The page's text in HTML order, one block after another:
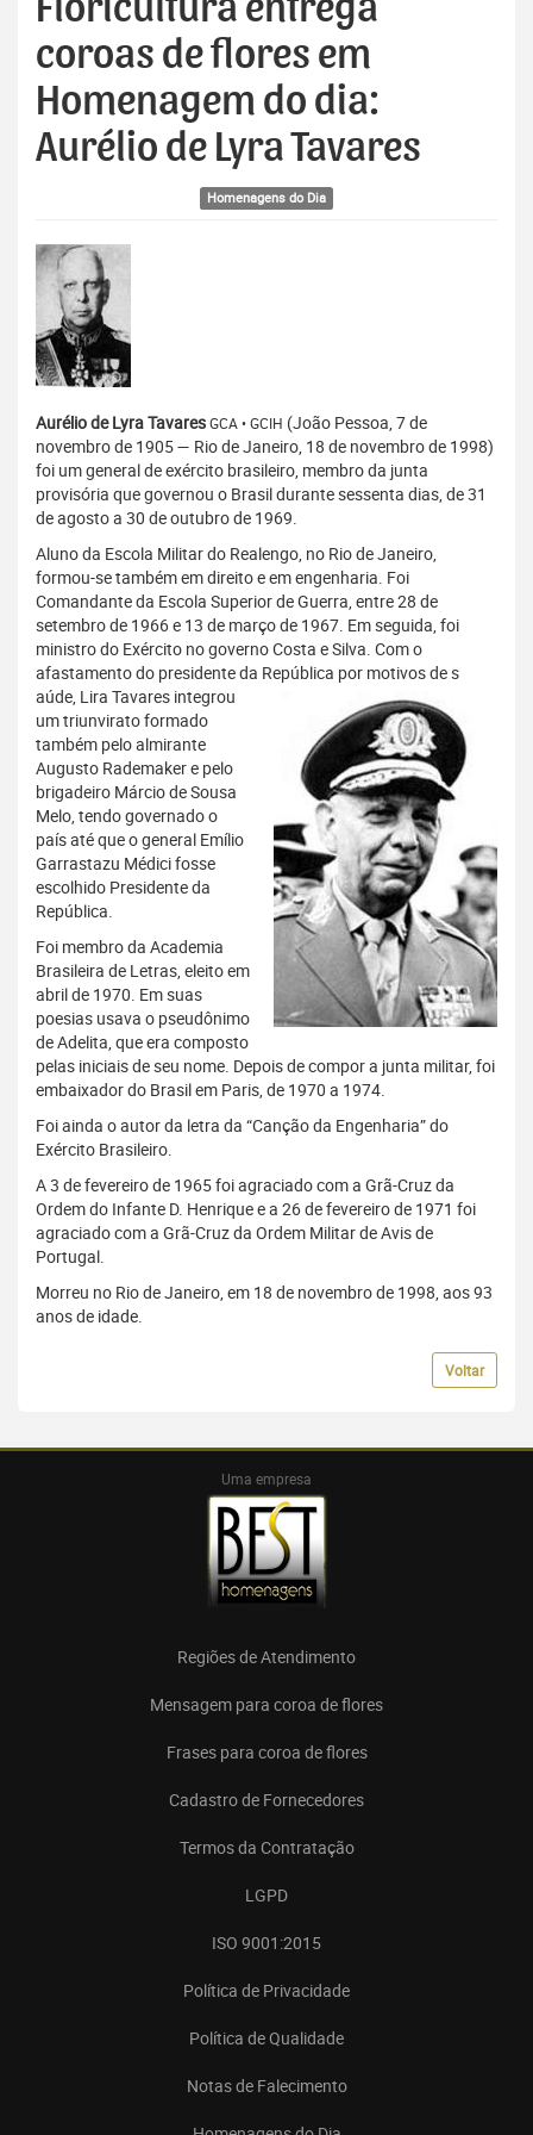
Floricultura entrega
coroas de flores em
Homenagem do dia:
Aurélio de Lyra Tavares
Homenagens do Dia
Aurélio de Lyra TavaresGCA • GCIH (João Pessoa, 7 de
novembro de 1905 — Rio de Janeiro, 18 de novembro de 1998)
foi um general de exército brasileiro, membro da junta
provisória que governou o Brasil durante sessenta dias, de 31
de agosto a 30 de outubro de 1969.
Aluno da Escola Militar do Realengo, no Rio de Janeiro,
formou-se também em direito e em engenharia. Foi
Comandante da Escola Superior de Guerra, entre 28 de
setembro de 1966 e 13 de março de 1967. Em seguida, foi
ministro do Exército no governo Costa e Silva. Com o
afastamento do presidente da República por motivos de s
aúde, Lira Tavares integrou
um triunvirato formado
também pelo almirante
Augusto Rademaker e pelo
brigadeiro Márcio de Sousa
Melo, tendo governado o
país até que o general Emílio
Garrastazu Médici fosse
escolhido Presidente da
República.
Foi membro da Academia
Brasileira de Letras, eleito em
abril de 1970. Em suas
poesias usava o pseudônimo
de Adelita, que era composto
pelas iniciais de seu nome. Depois de compor a junta militar, foi
embaixador do Brasil em Paris, de 1970 a 1974.
Foi ainda o autor da letra da “Canção da Engenharia” do
Exército Brasileiro.
A 3 de fevereiro de 1965 foi agraciado com a Grã-Cruz da
Ordem do Infante D. Henrique e a 26 de fevereiro de 1971 foi
agraciado com a Grã-Cruz da Ordem Militar de Avis de
Portugal.
Morreu no Rio de Janeiro, em 18 de novembro de 1998, aos 93
anos de idade.
Voltar
Uma empresa
Regiões de Atendimento
Mensagem para coroa de flores
Frases para coroa de flores
Cadastro de Fornecedores
Termos da Contratação
LGPD
ISO 9001:2015
Política de Privacidade
Política de Qualidade
Notas de Falecimento